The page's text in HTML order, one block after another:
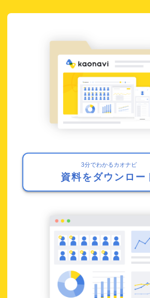
3分でわかるカオナビ
資料をダウンロー